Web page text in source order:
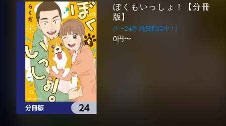
ぼくもいっしょ！【分冊
版】
(1〜24巻 絶賛配信中！)
0円〜